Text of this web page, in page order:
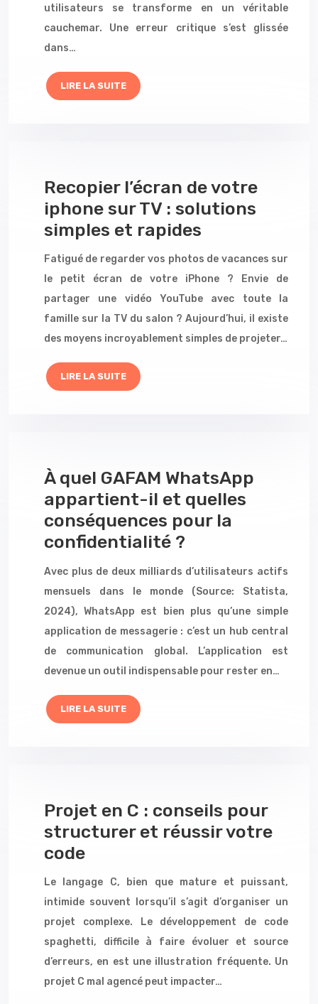
utilisateurs se transforme en un véritable
cauchemar. Une erreur critique s’est glissée
dans…
LIRE LA SUITE
Recopier l’écran de votre
iphone sur TV : solutions
simples et rapides
Fatigué de regarder vos photos de vacances sur
le petit écran de votre iPhone ? Envie de
partager une vidéo YouTube avec toute la
famille sur la TV du salon ? Aujourd’hui, il existe
des moyens incroyablement simples de projeter…
LIRE LA SUITE
À quel GAFAM WhatsApp
appartient-il et quelles
conséquences pour la
confidentialité ?
Avec plus de deux milliards d’utilisateurs actifs
mensuels dans le monde (Source: Statista,
2024), WhatsApp est bien plus qu’une simple
application de messagerie : c’est un hub central
de communication global. L’application est
devenue un outil indispensable pour rester en…
LIRE LA SUITE
Projet en C : conseils pour
structurer et réussir votre
code
Le langage C, bien que mature et puissant,
intimide souvent lorsqu’il s’agit d’organiser un
projet complexe. Le développement de code
spaghetti, difficile à faire évoluer et source
d’erreurs, en est une illustration fréquente. Un
projet C mal agencé peut impacter…